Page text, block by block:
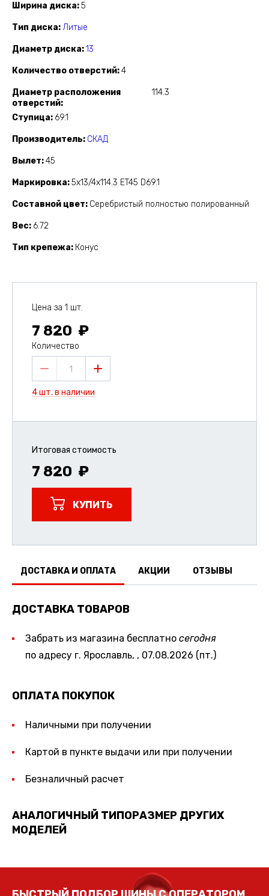
Ширина диска 5
Тип диска Литые
Диаметр диска 13
Количество отверстий 4
Диаметр расположения
отверстий
114.3
Ступица 69.1
Производитель СКАД
Вылет 45
Маркировка 5x13/4x114.3 ET45 D69.1
Составной цвет Серебристый полностью полированный
Вес 6.72
Тип крепежа Конус
Цена за 1 шт.
7 820
Количество
1
4 шт. в наличии
Итоговая стоимость
7 820
КУПИТЬ
ДОСТАВКА И ОПЛАТА АКЦИИ ОТЗЫВЫ
ДОСТАВКА ТОВАРОВ
Забрать из магазина бесплатно сегодня
по адресу г. Ярославль, , 07.08.2026 (пт.)
ОПЛАТА ПОКУПОК
Наличными при получении
Картой в пункте выдачи или при получении
Безналичный расчет
АНАЛОГИЧНЫЙ ТИПОРАЗМЕР ДРУГИХ
МОДЕЛЕЙ